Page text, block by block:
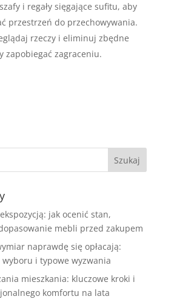
i regały sięgające sufitu, aby
przestrzeń do przechowywania.
rzeczy i eliminuj zbędne
zapobiegać zagraceniu.
jak ocenić stan,
mebli przed zakupem
naprawdę się opłacają:
i typowe wyzwania
mieszkania: kluczowe kroki i
komfortu na lata